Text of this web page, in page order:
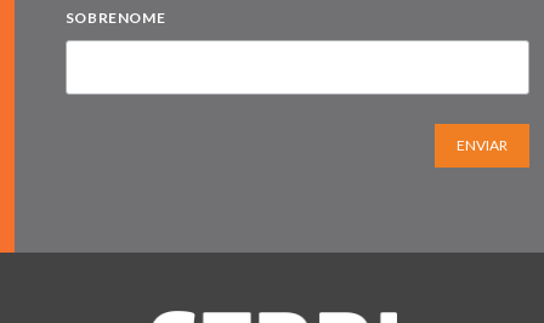
SOBRENOME
ENVIAR